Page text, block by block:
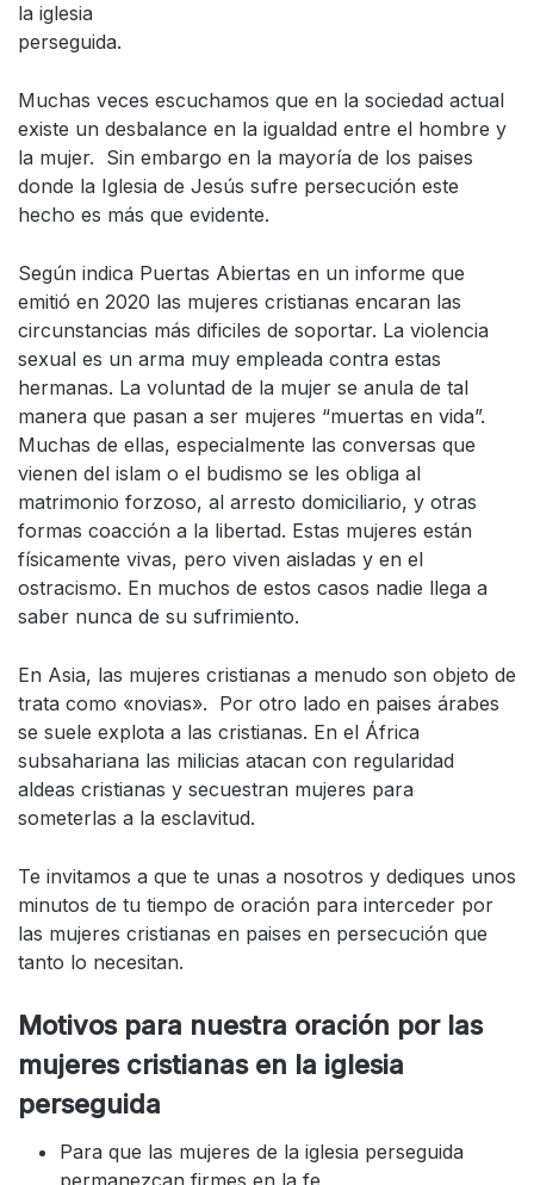
la iglesia
perseguida.
Muchas veces escuchamos que en la sociedad actual
existe un desbalance en la igualdad entre el hombre y
la mujer. Sin embargo en la mayoría de los paises
donde la Iglesia de Jesús sufre persecución este
hecho es más que evidente.
Según indica Puertas Abiertas en un informe que
emitió en 2020 las mujeres cristianas encaran las
circunstancias más dificiles de soportar. La violencia
sexual es un arma muy empleada contra estas
hermanas. La voluntad de la mujer se anula de tal
manera que pasan a ser mujeres “muertas en vida”.
Muchas de ellas, especialmente las conversas que
vienen del islam o el budismo se les obliga al
matrimonio forzoso, al arresto domiciliario, y otras
formas coacción a la libertad. Estas mujeres están
físicamente vivas, pero viven aisladas y en el
ostracismo. En muchos de estos casos nadie llega a
saber nunca de su sufrimiento.
En Asia, las mujeres cristianas a menudo son objeto de
trata como «novias». Por otro lado en paises árabes
se suele explota a las cristianas. En el África
subsahariana las milicias atacan con regularidad
aldeas cristianas y secuestran mujeres para
someterlas a la esclavitud.
Te invitamos a que te unas a nosotros y dediques unos
minutos de tu tiempo de oración para interceder por
las mujeres cristianas en paises en persecución que
tanto lo necesitan.
Motivos para nuestra oración por las
mujeres cristianas en la iglesia
perseguida
Para que las mujeres de la iglesia perseguida
permanezcan firmes en la fe